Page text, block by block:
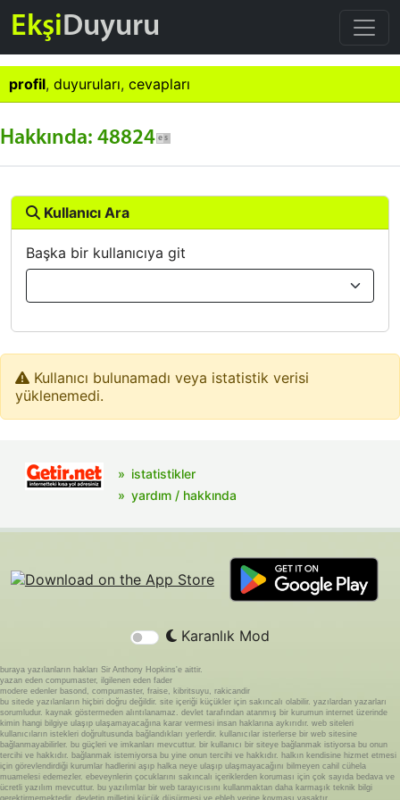
EkşiDuyuru
profil, duyuruları, cevapları
Hakkında: 48824
Kullanıcı Ara
Başka bir kullanıcıya git
Kullanıcı bulunamadı veya istatistik verisi
yüklenemedi.
istatistikler
yardım / hakkında
Karanlık Mod
buraya yazılanların hakları Sir Anthony Hopkins'e aittir.
yazan eden compumaster, ilgilenen eden fader
modere edenler basond, compumaster, fraise, kibritsuyu, rakicandir
bu sitede yazılanların hiçbiri doğru değildir. site içeriği küçükler için sakıncalı olabilir. yazılardan yazarları
sorumludur. kaynak göstermeden alıntılanamaz. devlet tarafından atanmış bir kurumun internet üzerinde
kimin hangi bilgiye ulaşıp ulaşamayacağına karar vermesi insan haklarına aykırıdır. web siteleri
kullanıcıların istekleri doğrultusunda bağlandıkları yerlerdir. kullanıcılar isterlerse bir web sitesine
bağlanmayabilirler. bu güçleri ve imkanları mevcuttur. bir kullanıcı bir siteye bağlanmak istiyorsa bu onun
tercihi ve hakkıdır. bağlanmak istemiyorsa bu yine onun tercihi ve hakkıdır. halkın kendisine hizmet etmesi
için görevlendirdiği kurumlar hadlerini aşıp halka neye ulaşıp ulaşmayacağını bilmeyen cahil cühela
muamelesi edemezler. ebeveynlerin çocuklarını sakıncalı içeriklerden koruması için çok sayıda bedava ve
ücretli yazılım mevcuttur. bu yazılımlar bir web tarayıcısını kullanmaktan daha karmaşık teknik bilgi
gerektirmemektedir. devletin milletini küçük düşürmesi ve ebleh yerine koyması yasaktır.